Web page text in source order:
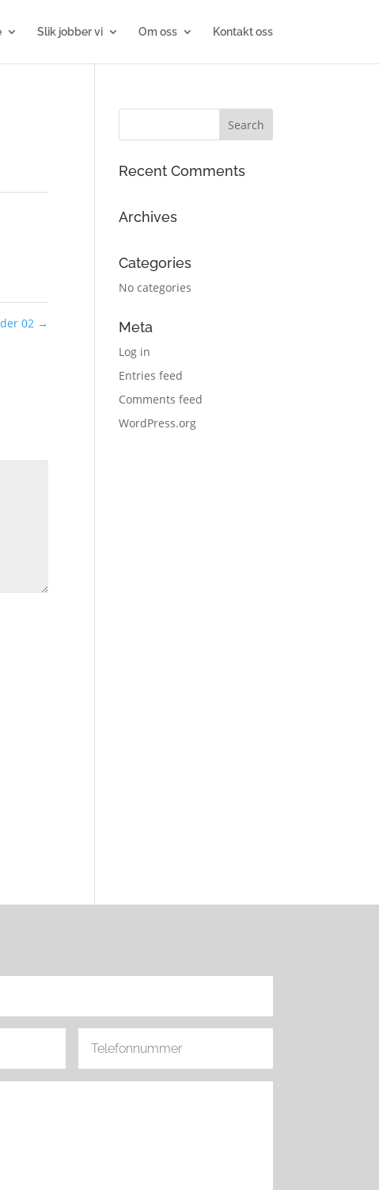
Slik jobber vi Om oss Kontakt oss
02 →
Recent Comments
Archives
Categories
No categories
Meta
Log in
Entries feed
Comments feed
WordPress.org